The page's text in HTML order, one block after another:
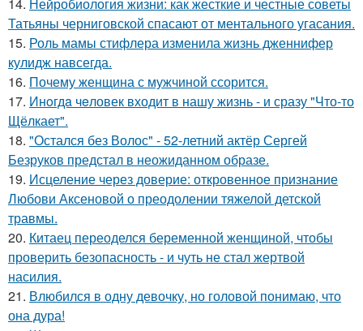
Татьяны черниговской спасают от ментального угасания.
15. Роль мамы стифлера изменила жизнь дженнифер
кулидж навсегда.
16. Почему женщина с мужчиной ссорится.
17. Инoгдa чeловек входит в нашу жизнь - и сразу "Что-то
Щёлкает".
18. "Остался без Волос" - 52-летний актёр Сергей
Безруков предстал в неожиданном образе.
19. Исцеление через доверие: откровенное признание
Любови Аксеновой о преодолении тяжелой детской
травмы.
20. Китаец переоделся беременной женщиной, чтобы
проверить безопасность - и чуть не стал жертвой
насилия.
21. Влюбился в одну девочку, но головой понимаю, что
она дура!